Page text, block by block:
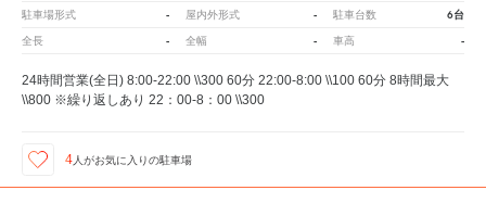
駐車場形式 - 屋内外形式 - 駐車台数 6台
全長 - 全幅 - 車高 -
24時間営業(全日) 8:00-22:00 \\300 60分 22:00-8:00 \\100 60分 8時間最大
\\800 ※繰り返しあり 22：00-8：00 \\300
4 人がお気に入りの駐車場